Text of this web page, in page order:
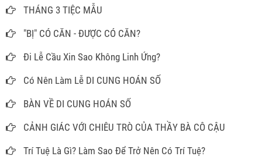
THÁNG 3 TIỆC MẪU
"BỊ" CÓ CĂN - ĐƯỢC CÓ CĂN?
Đi Lễ Cầu Xin Sao Không Linh Ứng?
Có Nên Làm Lễ DI CUNG HOÁN SỐ
BÀN VỀ DI CUNG HOÁN SỐ
CẢNH GIÁC VỚI CHIÊU TRÒ CỦA THẦY BÀ CÔ CẬU
Trí Tuệ Là Gì? Làm Sao Để Trở Nên Có Trí Tuệ?